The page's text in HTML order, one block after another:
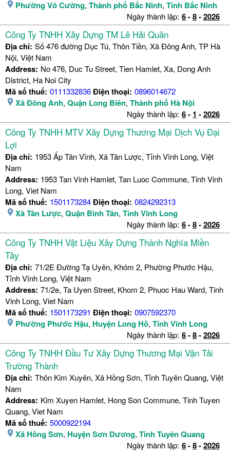
Phường Võ Cường, Thành phố Bắc Ninh, Tỉnh Bắc Ninh
Ngày thành lập: 6-8-2026
Công Ty TNHH Xây Dựng TM Lê Hải Quân
Địa chỉ: Số 476 đường Dục Tú, Thôn Tiền, Xã Đông Anh, TP Hà
Nội, Việt Nam
Address: No 476, Duc Tu Street, Tien Hamlet, Xa, Dong Anh
District, Ha Noi City
Mã số thuế: 0111332836Điện thoại: 0896014672
Xã Đông Anh, Quận Long Biên, Thành phố Hà Nội
Ngày thành lập: 6- 1 -2026
Công Ty TNHH MTV Xây Dựng Thương Mại Dịch Vụ Đại
Lợi
Địa chỉ: 1953 Ấp Tân Vĩnh, Xã Tân Lược, Tỉnh Vĩnh Long, Việt
Nam
Address: 1953 Tan Vinh Hamlet, Tan Luoc Commune, Tinh Vinh
Long, Viet Nam
Mã số thuế: 1501173284Điện thoại: 0824292313
Xã Tân Lược, Quận Bình Tân, Tỉnh Vĩnh Long
Ngày thành lập: 6-8-2026
Công Ty TNHH Vật Liệu Xây Dựng Thành Nghĩa Miền
Tây
Địa chỉ: 71/2E Đường Tạ Uyên, Khóm 2, Phường Phước Hậu,
Tỉnh Vĩnh Long, Việt Nam
Address: 71/2e, Ta Uyen Street, Khom 2, Phuoc Hau Ward, Tinh
Vinh Long, Viet Nam
Mã số thuế: 1501173291 Điện thoại: 0907592370
Phường Phước Hậu, Huyện Long Hồ, Tỉnh Vĩnh Long
Ngày thành lập: 6-8-2026
Công Ty TNHH Đầu Tư Xây Dựng Thương Mại Vận Tải
Trường Thành
Địa chỉ: Thôn Kim Xuyên, Xã Hồng Sơn, Tỉnh Tuyên Quang, Việt
Nam
Address: Kim Xuyen Hamlet, Hong Son Commune, Tinh Tuyen
Quang, Viet Nam
Mã số thuế: 5000922194
Xã Hồng Sơn, Huyện Sơn Dương, Tỉnh Tuyên Quang
Ngày thành lập: 6-8-2026